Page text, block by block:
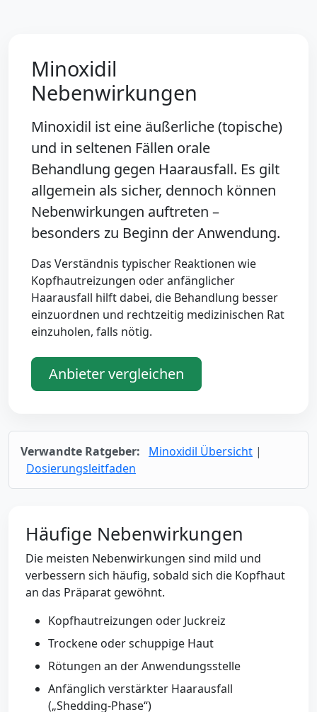
Minoxidil
Nebenwirkungen
Minoxidil ist eine äußerliche (topische)
und in seltenen Fällen orale
Behandlung gegen Haarausfall. Es gilt
allgemein als sicher, dennoch können
Nebenwirkungen auftreten –
besonders zu Beginn der Anwendung.
Das Verständnis typischer Reaktionen wie
Kopfhautreizungen oder anfänglicher
Haarausfall hilft dabei, die Behandlung besser
einzuordnen und rechtzeitig medizinischen Rat
einzuholen, falls nötig.
Anbieter vergleichen
Verwandte Ratgeber: Minoxidil Übersicht |
Dosierungsleitfaden
Häufige Nebenwirkungen
Die meisten Nebenwirkungen sind mild und
verbessern sich häufig, sobald sich die Kopfhaut
an das Präparat gewöhnt.
Kopfhautreizungen oder Juckreiz
Trockene oder schuppige Haut
Rötungen an der Anwendungsstelle
Anfänglich verstärkter Haarausfall
(„Shedding-Phase“)